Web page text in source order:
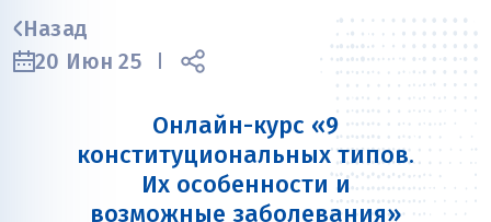
Назад
20 Июн 25
Онлайн-курс «9
конституциональных типов.
Их особенности и
возможные заболевания»